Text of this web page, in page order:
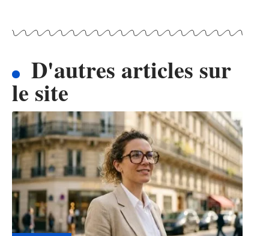
D'autres articles sur
le site